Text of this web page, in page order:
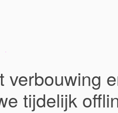
verbouwing
tijdelijk